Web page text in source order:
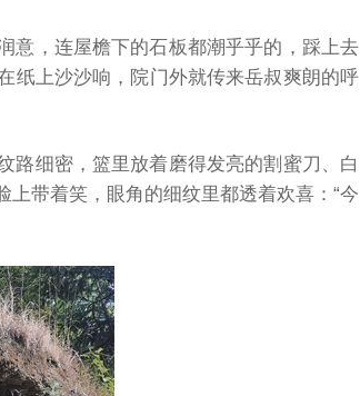
意，连屋檐下的石板都潮乎乎的，踩上去
纸上沙沙响，院门外就传来岳叔爽朗的呼
路细密，篮里放着磨得发亮的割蜜刀、白
带着笑，眼角的细纹里都透着欢喜：“今